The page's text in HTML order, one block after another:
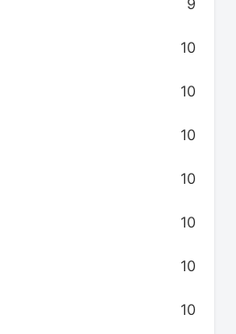
10
10
10
10
10
10
10